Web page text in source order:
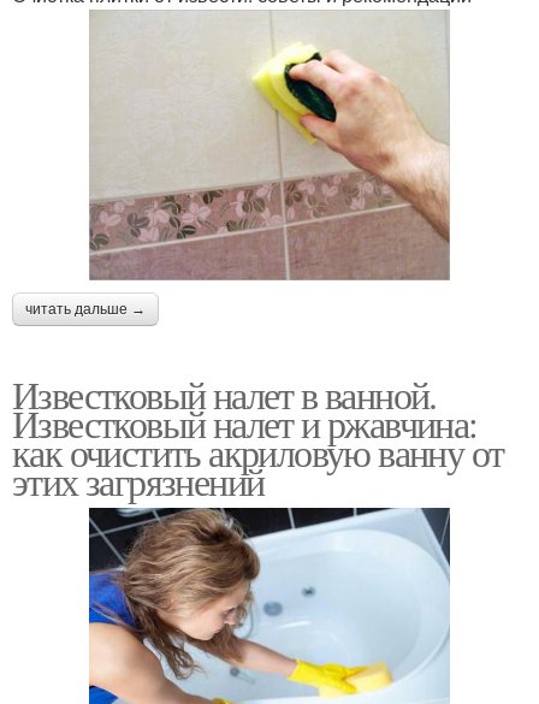
читать дальше →
Известковый налет в ванной.
Известковый налет и ржавчина:
как очистить акриловую ванну от
этих загрязнений